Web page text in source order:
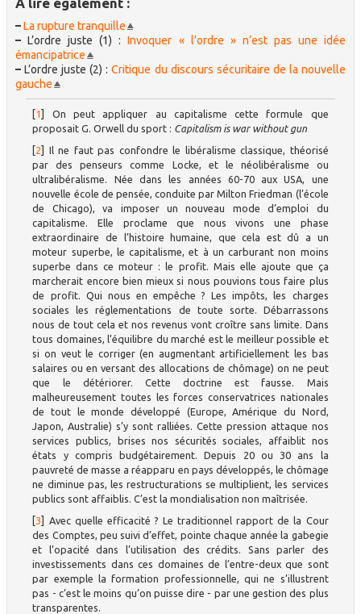
–La rupture tranquille
– L’ordre juste (1) :Invoquer « l’ordre » n’est pas une idée
émancipatrice
– L’ordre juste (2) :Critique du discours sécuritaire de la nouvelle
gauche
[1] On peut appliquer au capitalisme cette formule que
proposait G. Orwell du sport : Capitalism is war without gun
[2] Il ne faut pas confondre le libéralisme classique, théorisé
par des penseurs comme Locke, et le néolibéralisme ou
ultralibéralisme. Née dans les années 60-70 aux USA, une
nouvelle école de pensée, conduite par Milton Friedman (l’école
de Chicago), va imposer un nouveau mode d’emploi du
capitalisme. Elle proclame que nous vivons une phase
extraordinaire de l’histoire humaine, que cela est dû a un
moteur superbe, le capitalisme, et à un carburant non moins
superbe dans ce moteur : le profit. Mais elle ajoute que ça
marcherait encore bien mieux si nous pouvions tous faire plus
de profit. Qui nous en empêche ? Les impôts, les charges
sociales les réglementations de toute sorte. Débarrassons
nous de tout cela et nos revenus vont croître sans limite. Dans
tous domaines, l’équilibre du marché est le meilleur possible et
si on veut le corriger (en augmentant artificiellement les bas
salaires ou en versant des allocations de chômage) on ne peut
que le détériorer. Cette doctrine est fausse. Mais
malheureusement toutes les forces conservatrices nationales
de tout le monde développé (Europe, Amérique du Nord,
Japon, Australie) s’y sont ralliées. Cette pression attaque nos
services publics, brises nos sécurités sociales, affaiblit nos
états y compris budgétairement. Depuis 20 ou 30 ans la
pauvreté de masse a réapparu en pays développés, le chômage
ne diminue pas, les restructurations se multiplient, les services
publics sont affaiblis. C’est la mondialisation non maîtrisée.
[3]
Avec quelle efficacité ? Le traditionnel rapport de la Cour
des Comptes, peu suivi d’effet, pointe chaque année la gabegie
et l’opacité dans l’utilisation des crédits. Sans parler des
investissements dans ces domaines de l’entre-deux que sont
par exemple la formation professionnelle, qui ne s’illustrent
pas - c’est le moins qu’on puisse dire - par une gestion des plus
transparentes.